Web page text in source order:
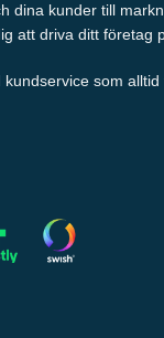
dina kunder till
att driva ditt företag
som